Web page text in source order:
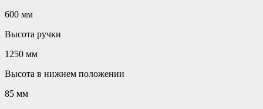
600 мм
Высота ручки
1250 мм
Высота в нижнем положении
85 мм